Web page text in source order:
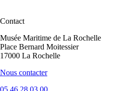
Contact
Musée Maritime de La Rochelle
Place Bernard Moitessier
17000 La Rochelle
Nous contacter